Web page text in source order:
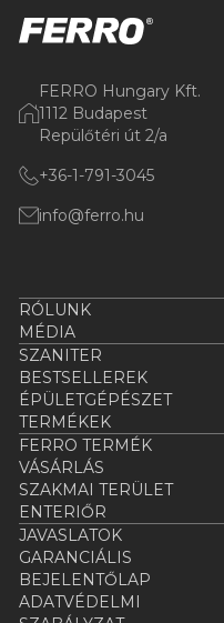
FERRO Hungary Kft.
1112 Budapest
Repülőtéri út 2/a
+36-1-791-3045
info@ferro.hu
RÓLUNK
MÉDIA
SZANITER
BESTSELLEREK
ÉPÜLETGÉPÉSZET
TERMÉKEK
FERRO TERMÉK
VÁSÁRLÁS
SZAKMAI TERÜLET
ENTERIŐR
JAVASLATOK
GARANCIÁLIS
BEJELENTŐLAP
ADATVÉDELMI